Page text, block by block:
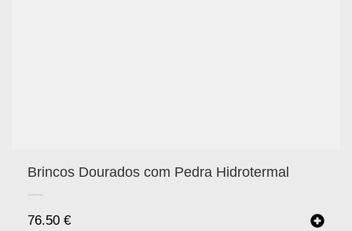
Brincos Dourados com Pedra Hidrotermal
76.50 €